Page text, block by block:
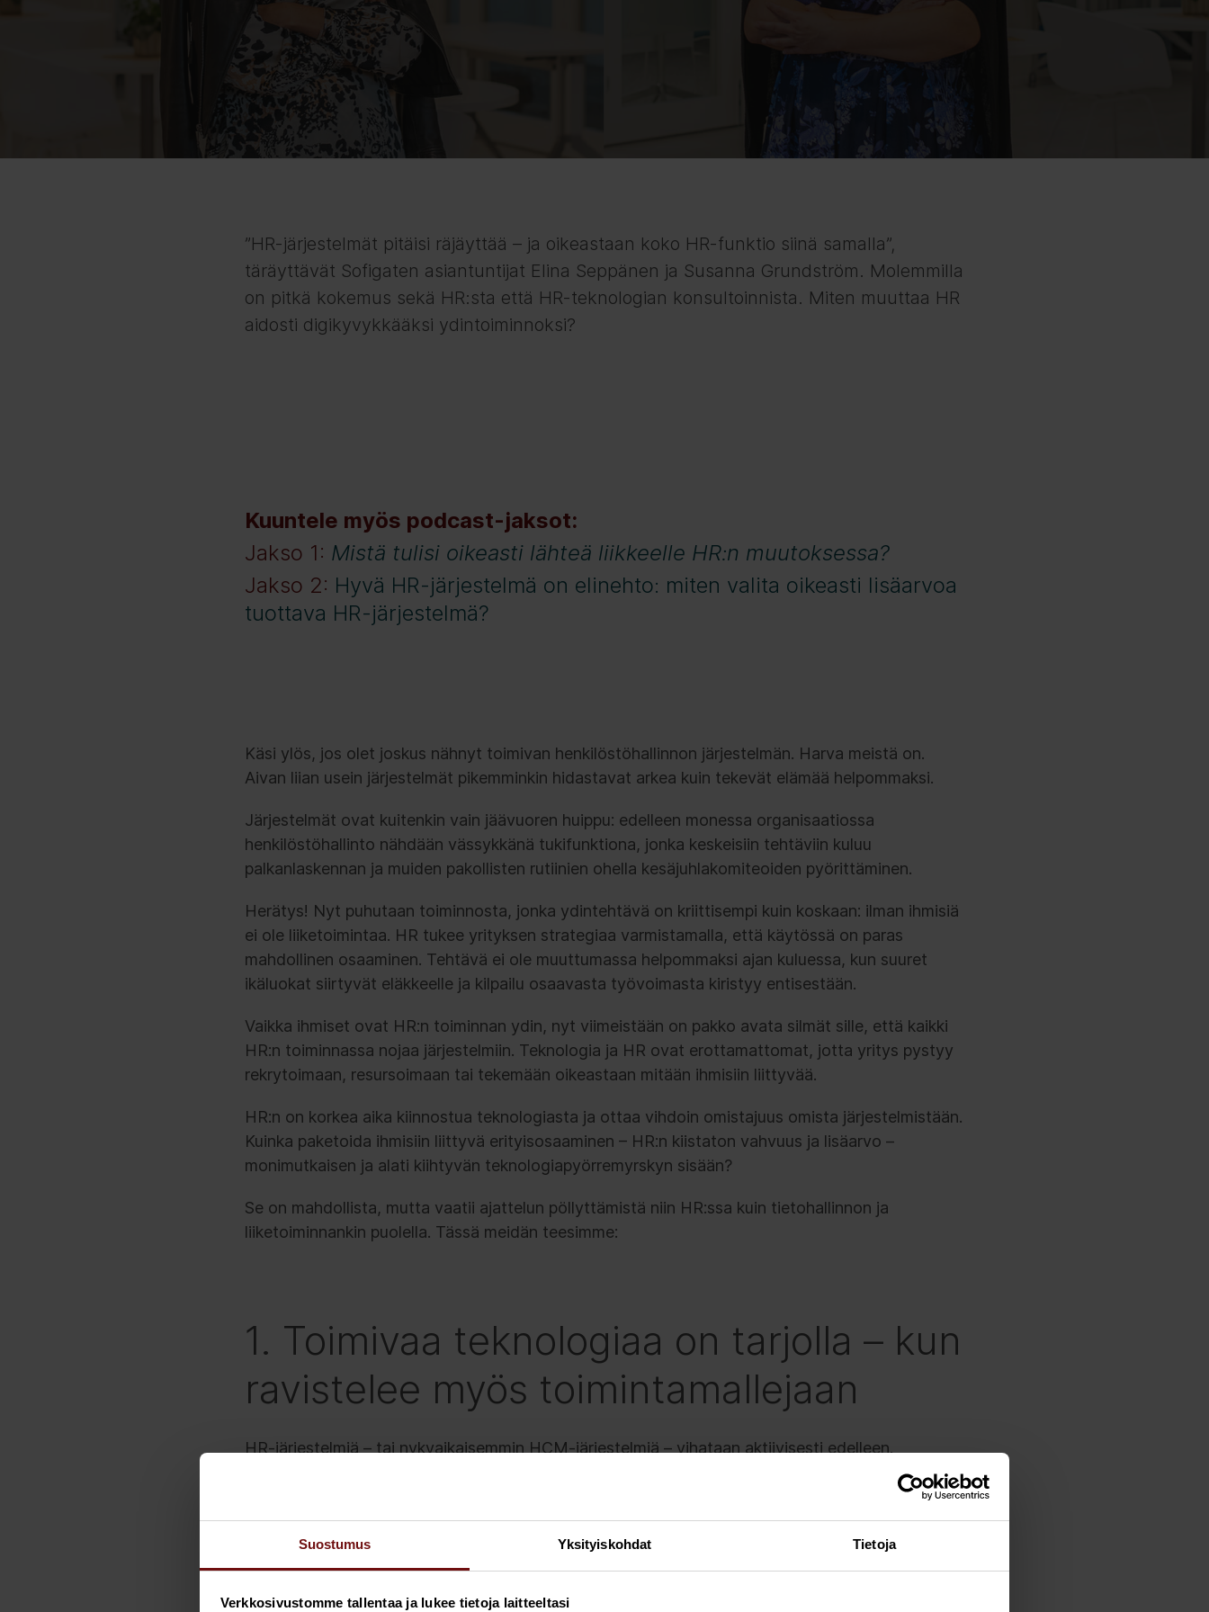
Suostumus Yksityiskohdat Tietoja
Verkkosivustomme tallentaa ja lukee tietoja laitteeltasi
”HR-järjestelmät pitäisi räjäyttää – ja oikeastaan koko HR-funktio siinä samalla”,
täräyttävät Sofigaten asiantuntijat Elina Seppänen ja Susanna Grundström. Molemmilla
on pitkä kokemus sekä HR:sta että HR-teknologian konsultoinnista. Miten muuttaa HR
aidosti digikyvykkääksi ydintoiminnoksi?
Kuuntele myös podcast-jaksot:
Jakso 1: Mistä tulisi oikeasti lähteä liikkeelle HR:n muutoksessa?
Jakso 2: Hyvä HR-järjestelmä on elinehto: miten valita oikeasti lisäarvoa
tuottava HR-järjestelmä?
Käsi ylös, jos olet joskus nähnyt toimivan henkilöstöhallinnon järjestelmän. Harva meistä on.
Aivan liian usein järjestelmät pikemminkin hidastavat arkea kuin tekevät elämää helpommaksi.
Järjestelmät ovat kuitenkin vain jäävuoren huippu: edelleen monessa organisaatiossa
henkilöstöhallinto nähdään vässykkänä tukifunktiona, jonka keskeisiin tehtäviin kuluu
palkanlaskennan ja muiden pakollisten rutiinien ohella kesäjuhlakomiteoiden pyörittäminen.
Herätys! Nyt puhutaan toiminnosta, jonka ydintehtävä on kriittisempi kuin koskaan: ilman ihmisiä
ei ole liiketoimintaa. HR tukee yrityksen strategiaa varmistamalla, että käytössä on paras
mahdollinen osaaminen. Tehtävä ei ole muuttumassa helpommaksi ajan kuluessa, kun suuret
ikäluokat siirtyvät eläkkeelle ja kilpailu osaavasta työvoimasta kiristyy entisestään.
Vaikka ihmiset ovat HR:n toiminnan ydin, nyt viimeistään on pakko avata silmät sille, että kaikki
HR:n toiminnassa nojaa järjestelmiin. Teknologia ja HR ovat erottamattomat, jotta yritys pystyy
rekrytoimaan, resursoimaan tai tekemään oikeastaan mitään ihmisiin liittyvää.
HR:n on korkea aika kiinnostua teknologiasta ja ottaa vihdoin omistajuus omista järjestelmistään.
Kuinka paketoida ihmisiin liittyvä erityisosaaminen – HR:n kiistaton vahvuus ja lisäarvo –
monimutkaisen ja alati kiihtyvän teknologiapyörremyrskyn sisään?
Se on mahdollista, mutta vaatii ajattelun pöllyttämistä niin HR:ssa kuin tietohallinnon ja
liiketoiminnankin puolella. Tässä meidän teesimme:
1. Toimivaa teknologiaa on tarjolla – kun
ravistelee myös toimintamallejaan
HR-järjestelmiä – tai nykyaikaisemmin HCM-järjestelmiä – vihataan aktiivisesti edelleen.
Vihaajajoukkoon kuuluvat sekä HR itse että liiketoiminta. Vuonna 2020 järjestelmien ei enää
tarvitsisi olla vaikeita, sillä teknologia on kehittynyt valtavasti. Miksi järjestelmien kanssa vieläkin
sitten hakataan päätä seinään?